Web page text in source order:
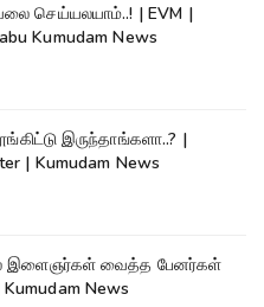
செய்யலயாம்..! | EVM |
Kumudam News
இருந்தாங்களா..? |
| Kumudam News
இளைஞர்கள் வைத்த பேனர்கள்
News